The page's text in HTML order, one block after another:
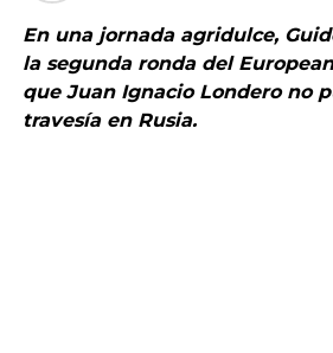
En una jornada agridulce,
la segunda ronda del
que Juan Ignacio Londero no
travesía en Rusia.